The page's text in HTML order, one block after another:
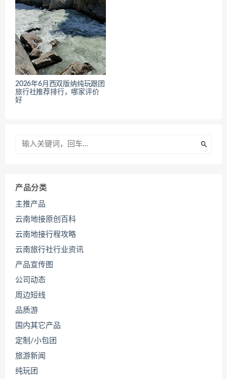
2026年6月西双版纳纯玩跟团
旅行社推荐排行，哪家评价
好
产品分类
主推产品
云南地接原创百科
云南地接行程攻略
云南旅行社行业资讯
产品宣传图
公司动态
周边短线
品质游
国内其它产品
定制/小包团
旅游新闻
纯玩团